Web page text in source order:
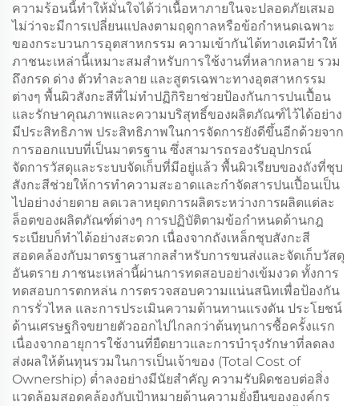
ความร้อนนี้ทำให้มั่นใจได้ว่าเนื้อหาภายในจะปลอดภัยเสมอ
ไม่ว่าจะมีการเปลี่ยนแปลงตามฤดูกาลหรือข้อกำหนดเฉพาะ
ของกระบวนการอุตสาหกรรม ความเข้ากันได้ทางเคมีทำให้
ภาชนะเหล่านี้เหมาะสมสำหรับการใช้งานที่หลากหลาย รวม
ถึงกรด ด่าง ตัวทำละลาย และสูตรเฉพาะทางอุตสาหกรรม
ต่างๆ พื้นผิวสังกะสีที่ไม่ทำปฏิกิริยาช่วยป้องกันการปนเปื้อน
และรักษาคุณภาพและความบริสุทธิ์ของผลิตภัณฑ์ไว้ได้อย่าง
มีประสิทธิภาพ ประสิทธิภาพในการจัดการยังดีขึ้นอีกด้วยจาก
การออกแบบที่เป็นมาตรฐาน ซึ่งสามารถรองรับอุปกรณ์
จัดการวัสดุและระบบจัดเก็บที่มีอยู่แล้ว พื้นผิวเรียบของถังที่ชุบ
สังกะสีช่วยให้การทำความสะอาดและกำจัดสารปนเปื้อนเป็น
ไปอย่างง่ายดาย ลดเวลาหยุดการผลิตระหว่างการผลิตแต่ละ
ล็อตของผลิตภัณฑ์ต่างๆ การปฏิบัติตามข้อกำหนดด้านกฎ
ระเบียบก็ทำได้อย่างสะดวก เนื่องจากถังเหล็กชุบสังกะสี
สอดคล้องกับมาตรฐานสากลสำหรับการขนส่งและจัดเก็บวัสดุ
อันตราย ภาชนะเหล่านี้ผ่านการทดสอบอย่างเข้มงวด ทั้งการ
ทดสอบการตกหล่น การตรวจสอบความแน่นสนิทเพื่อป้องกัน
การรั่วไหล และการประเมินความต้านทานแรงดัน ประโยชน์
ด้านเศรษฐกิจขยายตัวออกไปไกลกว่าต้นทุนการซื้อครั้งแรก
เนื่องจากอายุการใช้งานที่ยืดยาวและการบำรุงรักษาที่ลดลง
ส่งผลให้ต้นทุนรวมในการเป็นเจ้าของ (Total Cost of
Ownership) ต่ำลงอย่างมีนัยสำคัญ ความรับผิดชอบต่อสิ่ง
แวดล้อมสอดคล้องกับเป้าหมายด้านความยั่งยืนขององค์กร